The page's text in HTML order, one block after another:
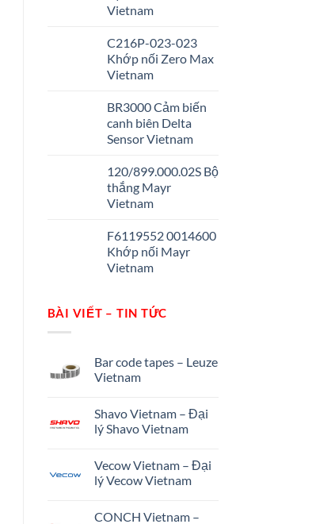
Vietnam
C216P-023-023
Khớp nối Zero Max
Vietnam
BR3000 Cảm biến
canh biên Delta
Sensor Vietnam
120/899.000.02S Bộ
thắng Mayr
Vietnam
F6119552 0014600
Khớp nối Mayr
Vietnam
BÀI VIẾT – TIN TỨC
Bar code tapes – Leuze
Vietnam
Shavo Vietnam – Đại
lý Shavo Vietnam
Vecow Vietnam – Đại
lý Vecow Vietnam
CONCH Vietnam –